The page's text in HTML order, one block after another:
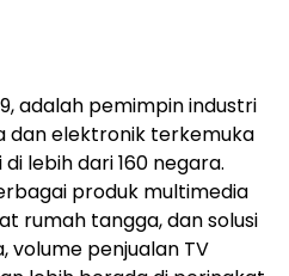
adalah pemimpin industri
dan elektronik terkemuka
lebih dari 160 negara.
produk multimedia
rumah tangga, dan solusi
volume penjualan TV